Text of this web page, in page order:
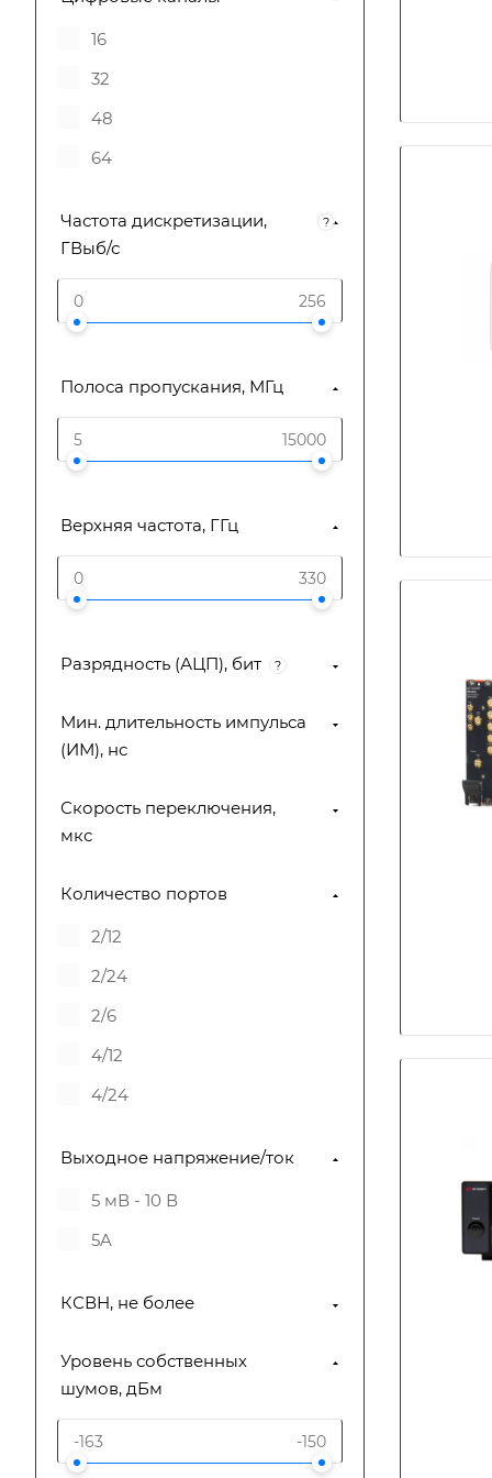
МИКРАН
Sinwave
OROLIA
VESNA
Infosteraluna
6
8
16
32
48
64
Частота дискретизации,
ГВыб/с
?
Полоса пропускания, МГц
Верхняя частота, ГГц
Разрядность (АЦП), бит ?
Мин. длительность импульса
(ИМ), нс
Скорость переключения,
мкс
Количество портов
2/12
2/24
2/6
4/12
4/24
Выходное напряжение/ток
5 мВ - 10 В
5A
КСВН, не более
Уровень собственных
шумов, дБм